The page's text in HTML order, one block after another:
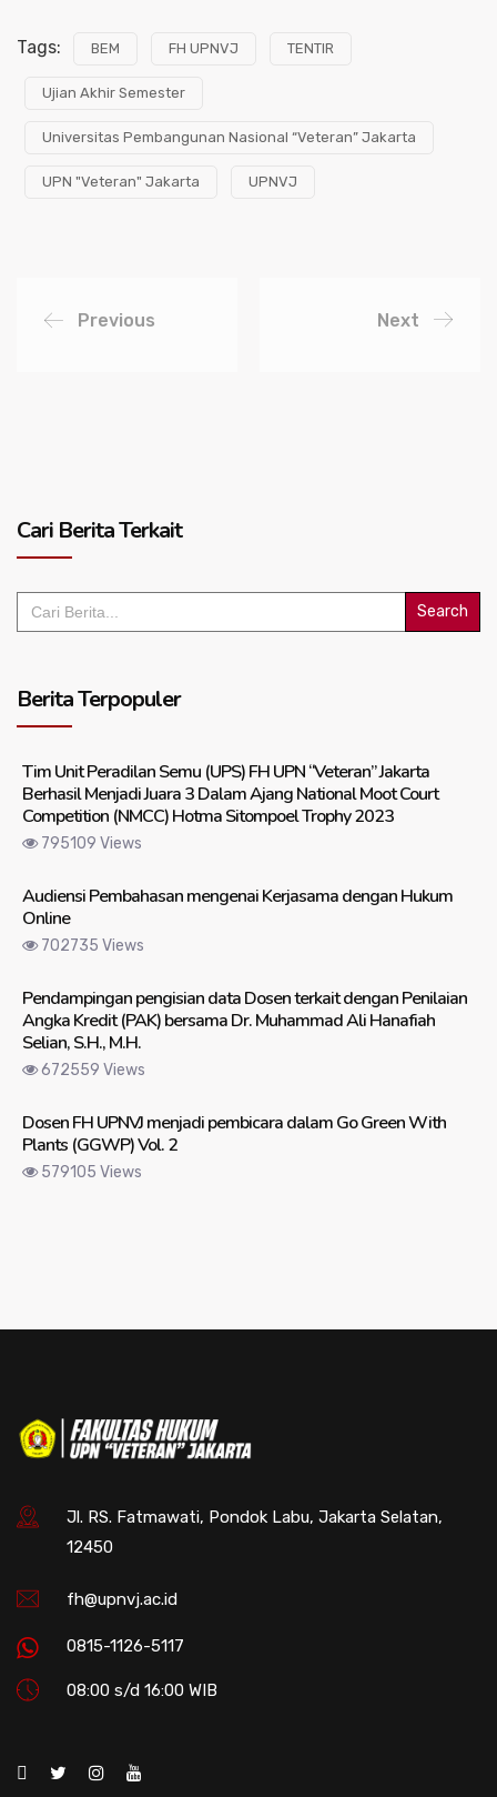
Tags: BEM FH UPNVJ TENTIR
Ujian Akhir Semester
Universitas Pembangunan Nasional “Veteran” Jakarta
UPN "Veteran" Jakarta UPNVJ
Previous Next
Cari Berita Terkait
Search
for:
Berita Terpopuler
Tim Unit Peradilan Semu (UPS) FH UPN “Veteran” Jakarta
Berhasil Menjadi Juara 3 Dalam Ajang National Moot Court
Competition (NMCC) Hotma Sitompoel Trophy 2023
795109 Views
Audiensi Pembahasan mengenai Kerjasama dengan Hukum
Online
702735 Views
Pendampingan pengisian data Dosen terkait dengan Penilaian
Angka Kredit (PAK) bersama Dr. Muhammad Ali Hanafiah
Selian, S.H., M.H.
672559 Views
Dosen FH UPNVJ menjadi pembicara dalam Go Green With
Plants (GGWP) Vol. 2
579105 Views
Jl. RS. Fatmawati, Pondok Labu, Jakarta Selatan,
12450
fh@upnvj.ac.id
0815-1126-5117
08:00 s/d 16:00 WIB